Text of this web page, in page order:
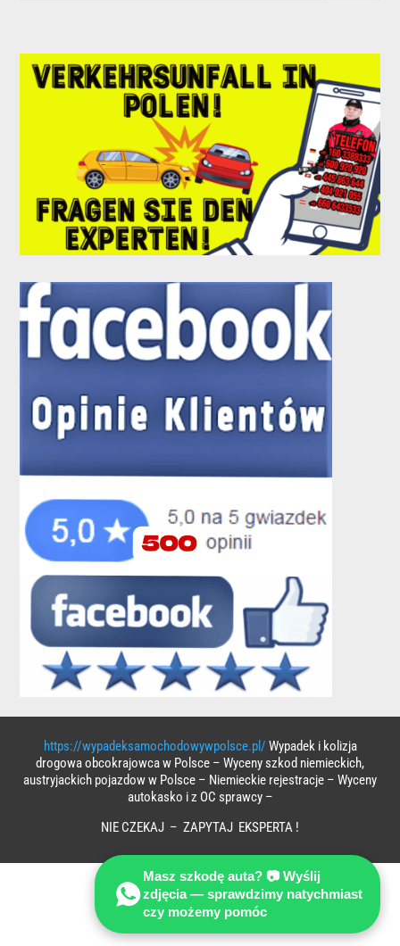
https://wypadeksamochodowywpolsce.pl/ Wypadek i kolizja
drogowa obcokrajowca w Polsce – Wyceny szkod niemieckich,
austryjackich pojazdow w Polsce – Niemieckie rejestracje – Wyceny
autokasko i z OC sprawcy –
NIE CZEKAJ – ZAPYTAJ EKSPERTA !
Masz szkodę auta? 📷 Wyślij
zdjęcia — sprawdzimy natychmiast
czy możemy pomóc